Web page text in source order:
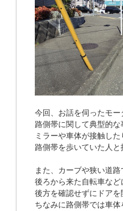
今回、お話を伺ったモ
路側帯に関して典型的
ミラーや車体が接触し
路側帯を歩いていた人と
また、カーブや狭い道
後ろから来た自転車な
後方を確認せずにドア
ちなみに路側帯では車